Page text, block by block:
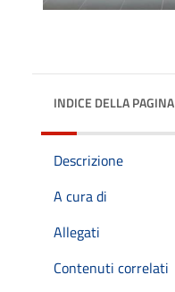
INDICE DELLA PAGINA
Descrizione
A cura di
Allegati
Contenuti correlati